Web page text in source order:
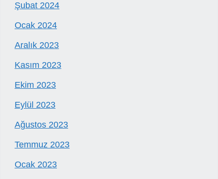
Şubat 2024
Ocak 2024
Aralık 2023
Kasım 2023
Ekim 2023
Eylül 2023
Ağustos 2023
Temmuz 2023
Ocak 2023